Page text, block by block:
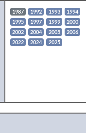
1987 1992 1993
1994
1995
1997 1999
2000
2002
2004 2005
2006
2022
2024 2025